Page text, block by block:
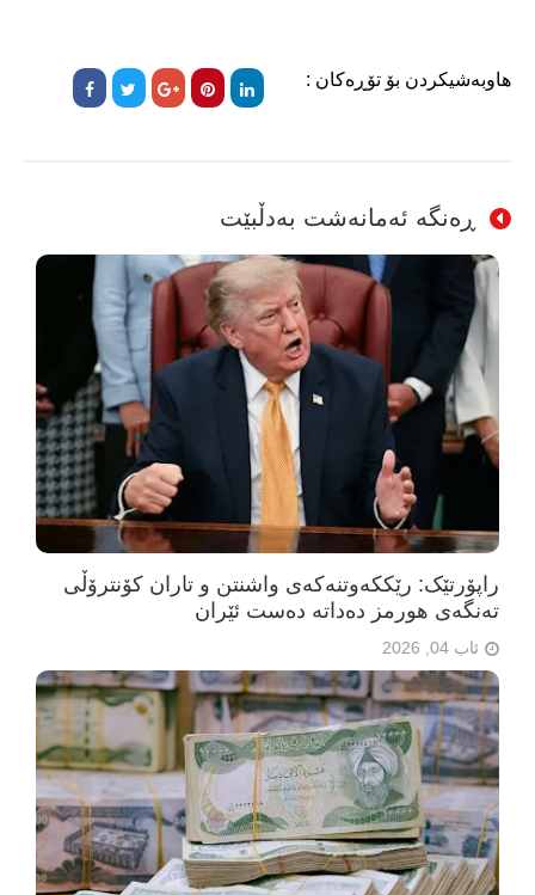
هاوبەشیکردن بۆ تۆڕەکان :
ڕەنگە ئەمانەشت بەدڵبێت
راپۆرتێک: رێککەوتنەکەی واشنتن و تاران کۆنترۆڵی
تەنگەی هورمز دەداتە دەست ئێران
ئاب 04, 2026